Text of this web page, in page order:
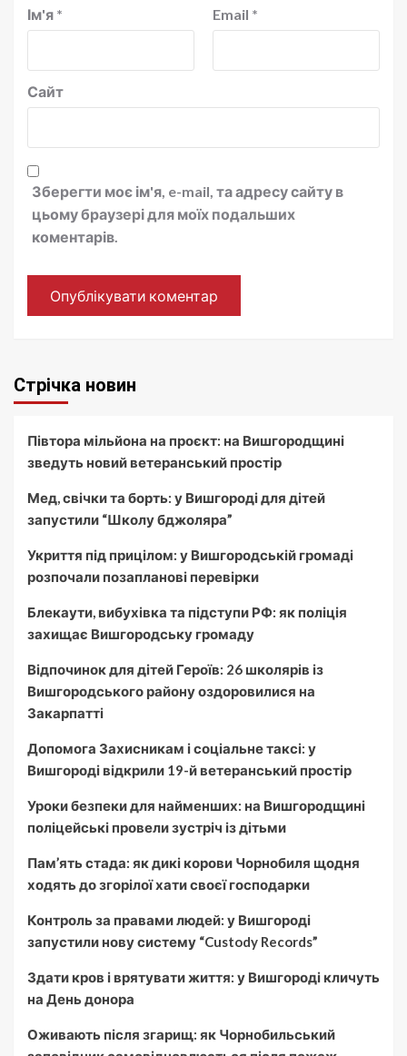
Ім'я * Email *
Сайт
Зберегти моє ім'я, e-mail, та адресу сайту в
цьому браузері для моїх подальших
коментарів.
Стрічка новин
Півтора мільйона на проєкт: на Вишгородщині
зведуть новий ветеранський простір
Мед, свічки та борть: у Вишгороді для дітей
запустили “Школу бджоляра”
Укриття під прицілом: у Вишгородській громаді
розпочали позапланові перевірки
Блекаути, вибухівка та підступи РФ: як поліція
захищає Вишгородську громаду
Відпочинок для дітей Героїв: 26 школярів із
Вишгородського району оздоровилися на
Закарпатті
Допомога Захисникам і соціальне таксі: у
Вишгороді відкрили 19-й ветеранський простір
Уроки безпеки для найменших: на Вишгородщині
поліцейські провели зустріч із дітьми
Пам’ять стада: як дикі корови Чорнобиля щодня
ходять до згорілої хати своєї господарки
Контроль за правами людей: у Вишгороді
запустили нову систему “Custody Records”
Здати кров і врятувати життя: у Вишгороді кличуть
на День донора
Оживають після згарищ: як Чорнобильський